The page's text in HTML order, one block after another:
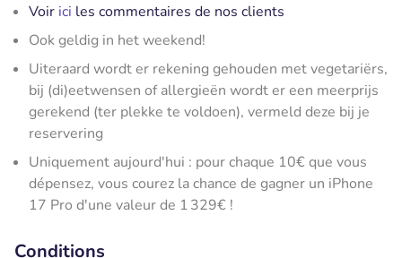
Voir ici les commentaires de nos clients
Ook geldig in het weekend!
Uiteraard wordt er rekening gehouden met vegetariërs,
bij (di)eetwensen of allergieën wordt er een meerprijs
gerekend (ter plekke te voldoen), vermeld deze bij je
reservering
Uniquement aujourd'hui : pour chaque 10€ que vous
dépensez, vous courez la chance de gagner un iPhone
17 Pro d'une valeur de 1 329€ !
Conditions